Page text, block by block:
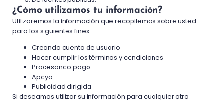
¿Cómo utilizamos tu información?
Utilizaremos la información que recopilemos sobre usted
para los siguientes fines:
Creando cuenta de usuario
Hacer cumplir los términos y condiciones
Procesando pago
Apoyo
Publicidad dirigida
Si deseamos utilizar su información para cualquier otro